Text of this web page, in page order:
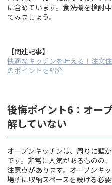
に含めています。食洗機を検討
てみましょう。
【関連記事】
快適なキッチンを叶える！注文
のポイントを紹介
後悔ポイント6：オー
解していない
オープンキッチンは、周りに壁
です。非常に人気があるものの
注意点があります。オープンキ
場所に収納スペースを設ける必要